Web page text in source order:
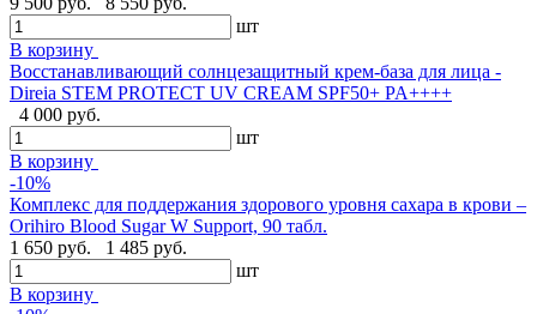
шт
В корзину
Восстанавливающий солнцезащитный крем-база для лица -
Direia STEM PROTECT UV CREAM SPF50+ PA++++
4 000 руб.
шт
В корзину
-10%
Комплекс для поддержания здорового уровня сахара в крови –
Orihiro Blood Sugar W Support, 90 табл.
1 650 руб.
1 485 руб.
шт
В корзину